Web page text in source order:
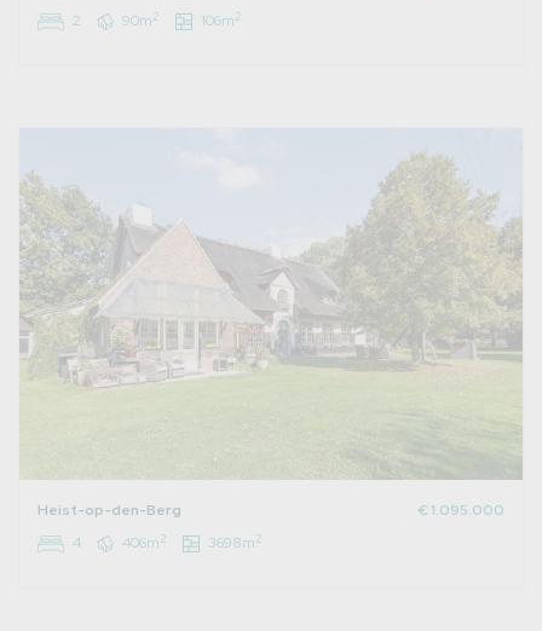
2
90m2 106m2
Heist-op-den-Berg
€ 1.095.000
4
406m2 3698m2